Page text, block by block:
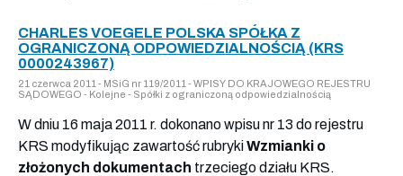
CHARLES VOEGELE POLSKA SPÓŁKA Z
OGRANICZONĄ ODPOWIEDZIALNOŚCIĄ (KRS
0000243967)
21 czerwca 2011 - MSiG nr 119/2011 - WPISY DO KRAJOWEGO REJESTRU
SĄDOWEGO - Kolejne - Spółki z ograniczoną odpowiedzialnością
W dniu 16 maja 2011 r. dokonano wpisu nr 13 do rejestru
KRS modyfikując zawartość rubrykiWzmianki o
złożonych dokumentach trzeciego działu KRS.